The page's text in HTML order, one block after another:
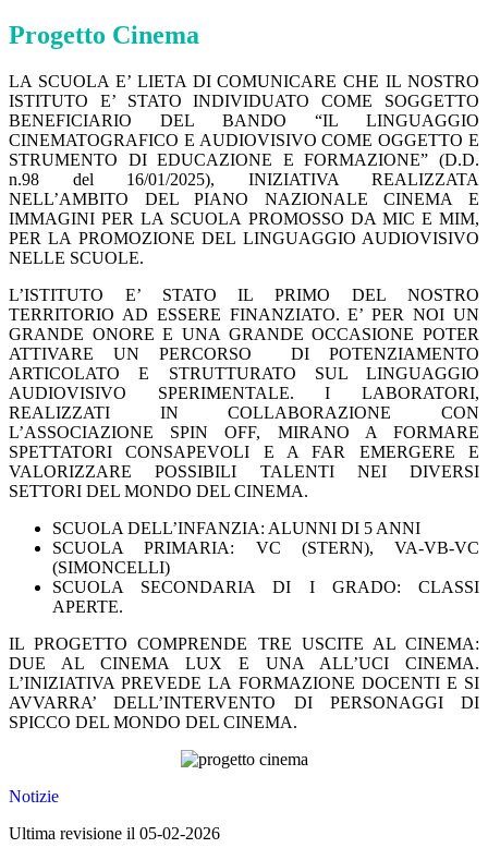
Progetto Cinema
LA SCUOLA E’ LIETA DI COMUNICARECHE IL NOSTRO
ISTITUTO E’ STATO INDIVIDUATOCOME SOGGETTO
BENEFICIARIO DEL BANDO “IL LINGUAGGIO
CINEMATOGRAFICO E AUDIOVISIVO COME OGGETTO E
STRUMENTO DI EDUCAZIONE E FORMAZIONE” (D.D.
n.98 del 16/01/2025), INIZIATIVA REALIZZATA
NELL’AMBITO DEL PIANO NAZIONALE CINEMA E
IMMAGINI PER LA SCUOLA PROMOSSO DA MIC E MIM,
PER LA PROMOZIONE DEL LINGUAGGIO AUDIOVISIVO
NELLE SCUOLE.
L’ISTITUTO E’ STATO IL PRIMO DEL NOSTRO
TERRITORIO AD ESSERE FINANZIATO.E’ PER NOI UN
GRANDE ONORE E UNA GRANDE OCCASIONE POTER
ATTIVARE UN PERCORSO DI POTENZIAMENTO
ARTICOLATO E STRUTTURATO SUL LINGUAGGIO
AUDIOVISIVO SPERIMENTALE.I LABORATORI,
REALIZZATI IN COLLABORAZIONE CON
L’ASSOCIAZIONE SPIN OFF, MIRANO A FORMARE
SPETTATORI CONSAPEVOLI E A FAR EMERGERE E
VALORIZZARE POSSIBILI TALENTI NEI DIVERSI
SETTORI DEL MONDO DEL CINEMA.
SCUOLA DELL’INFANZIA: ALUNNI DI 5 ANNI
SCUOLA PRIMARIA: VC (STERN), VA-VB-VC
(SIMONCELLI)
SCUOLA SECONDARIA DI I GRADO: CLASSI
APERTE.
IL PROGETTO COMPRENDE TRE USCITE AL CINEMA:
DUE AL CINEMA LUX E UNA ALL’UCI CINEMA.
L’INIZIATIVA PREVEDE LA FORMAZIONE DOCENTI E SI
AVVARRA’ DELL’INTERVENTO DI PERSONAGGI DI
SPICCO DEL MONDO DEL CINEMA.
Notizie
Ultima revisione il 05-02-2026